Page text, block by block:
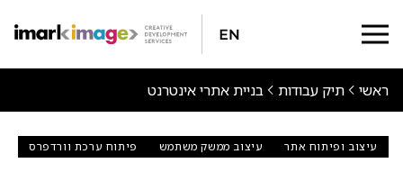
En
ראשי תיק עבודות בניית אתרי אינטרנט
עיצוב ופיתוח אתר עיצוב ממשק משתמש פיתוח ערכת וורדפרס